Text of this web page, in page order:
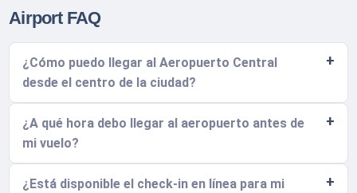
Airport FAQ
¿Cómo puedo llegar al Aeropuerto Central
desde el centro de la ciudad?
¿A qué hora debo llegar al aeropuerto antes de
mi vuelo?
¿Está disponible el check-in en línea para mi